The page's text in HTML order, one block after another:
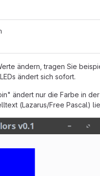
ändern, tragen Sie
ändert sich sofort.
ändert nur die Farbe in
(Lazarus/Free Pascal)